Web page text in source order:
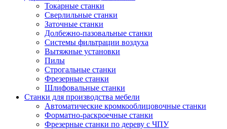
Токарные станки
Сверлильные станки
Заточные станки
Долбежно-пазовальные станки
Системы фильтрации воздуха
Вытяжные установки
Пилы
Строгальные станки
Фрезерные станки
Шлифовальные станки
Станки для производства мебели
Автоматические кромкооблицовочные станки
Форматно-раскроечные станки
Фрезерные станки по дереву с ЧПУ